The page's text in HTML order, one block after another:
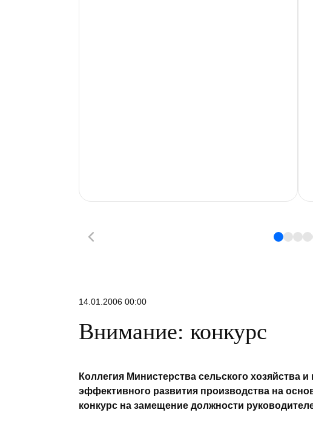
14.01.2006 00:00
Внимание: конкурс
Коллегия Министерства сельского хозяйства
эффективного развития производства на
конкурс на замещение должности